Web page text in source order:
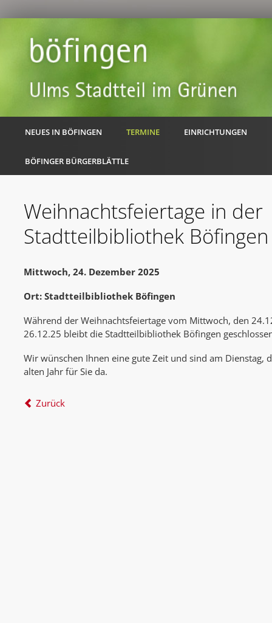
NEUES IN BÖFINGEN TERMINE EINRICHTUNGEN
BÖFINGER BÜRGERBLÄTTLE
Weihnachtsfeiertage in der
Stadtteilbibliothek Böfingen
Mittwoch, 24. Dezember 2025
Ort: Stadtteilbibliothek Böfingen
Während der Weihnachtsfeiertage vom Mittwoch, den
26.12.25 bleibt die Stadtteilbibliothek Böfingen
Wir wünschen Ihnen eine gute Zeit und sind am Dienstag,
alten Jahr für Sie da.
Zurück